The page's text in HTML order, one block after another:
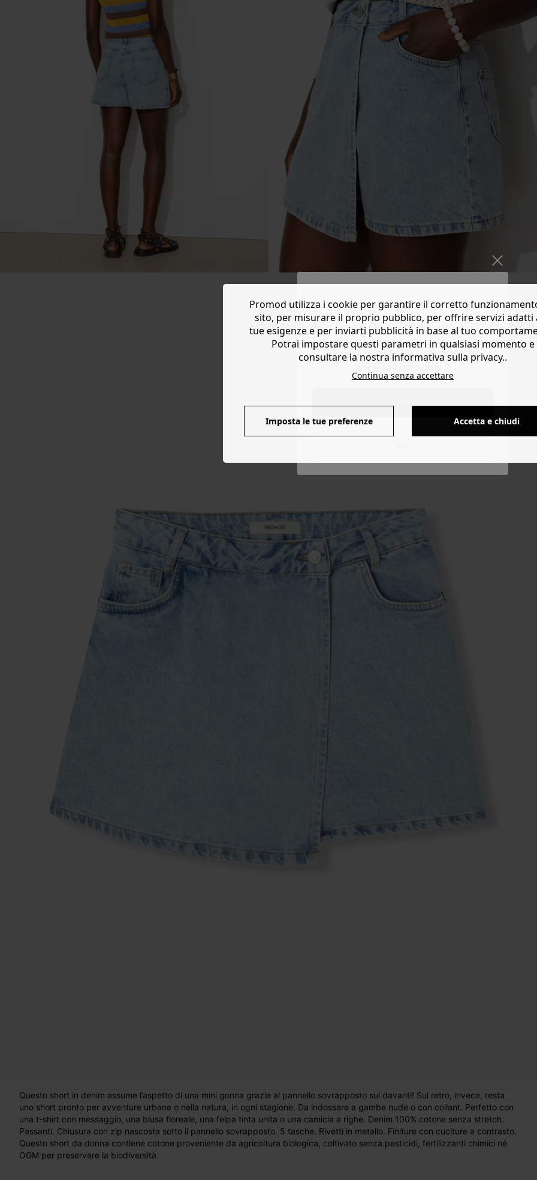
Do you want to be redirected to
Questo short in denim assume l’aspetto di una mini gonna grazie al pannello sovrapposto sul davanti! Sul retro, invece, resta
uno short pronto per avventure urbane o nella natura, in ogni stagione. Da indossare a gambe nude o con collant. Perfetto con
una t-shirt con messaggio, una blusa floreale, una felpa tinta unita o una camicia a righe. Denim 100% cotone senza stretch.
Passanti. Chiusura con zip nascosta sotto il pannello sovrapposto. 5 tasche. Rivetti in metallo. Finiture con cuciture a contrasto.
Questo short da donna contiene cotone proveniente da agricoltura biologica, coltivato senza pesticidi, fertilizzanti chimici né
OGM per preservare la biodiversità.
Promod utilizza i cookie per garantire il corretto
sito, per misurare il proprio pubblico, per offrire servizi adatti
tue esigenze e per inviarti pubblicità in base al tuo
Potrai impostare questi parametri in qualsiasi momento e
consultare la nostra informativa sulla privacy..
Continua senza accettare
Imposta le tue preferenze Accetta e chiudi